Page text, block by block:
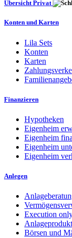
Übersicht Privat
Konten und Karten
Lila Sets
Konten
Karten
Finanzieren
Hypotheken
Eigenheim
Eigenheim
Eigenheim
Eigenheim
Anlegen
Execution
Börsen und